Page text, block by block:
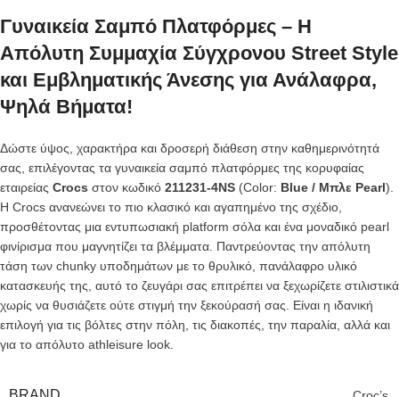
Γυναικεία Σαμπό Πλατφόρμες – Η
Απόλυτη Συμμαχία Σύγχρονου Street Style
και Εμβληματικής Άνεσης για Ανάλαφρα,
Ψηλά Βήματα!
Δώστε ύψος, χαρακτήρα και δροσερή διάθεση στην καθημερινότητά
σας, επιλέγοντας τα γυναικεία σαμπό πλατφόρμες της κορυφαίας
εταιρείας Crocs στον κωδικό 211231-4NS (Color: Blue / Μπλε Pearl).
Η Crocs ανανεώνει το πιο κλασικό και αγαπημένο της σχέδιο,
προσθέτοντας μια εντυπωσιακή platform σόλα και ένα μοναδικό pearl
φινίρισμα που μαγνητίζει τα βλέμματα. Παντρεύοντας την απόλυτη
τάση των chunky υποδημάτων με το θρυλικό, πανάλαφρο υλικό
κατασκευής της, αυτό το ζευγάρι σας επιτρέπει να ξεχωρίζετε στιλιστικά
χωρίς να θυσιάζετε ούτε στιγμή την ξεκούρασή σας. Είναι η ιδανική
επιλογή για τις βόλτες στην πόλη, τις διακοπές, την παραλία, αλλά και
για το απόλυτο athleisure look.